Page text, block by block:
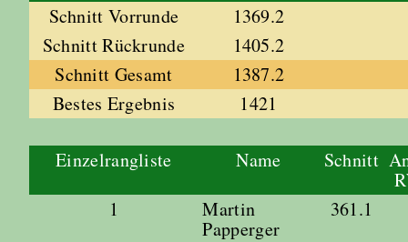
Schnitt Vorrunde
1369.2
Schnitt Rückrunde
1405.2
Schnitt Gesamt
1387.2
Bestes Ergebnis
1421
Einzelrangliste Name Schnitt
1
Martin
Papperger
361.1